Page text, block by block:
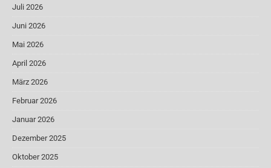
Juli 2026
Juni 2026
Mai 2026
April 2026
März 2026
Februar 2026
Januar 2026
Dezember 2025
Oktober 2025